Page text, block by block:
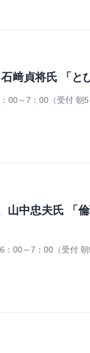
﨑貞将氏 「と
～7：00（受付 朝5
山中忠夫氏 「
00～7：00（受付